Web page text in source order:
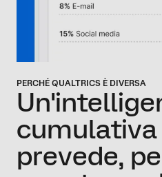
PERCHÉ QUALTRICS È DIVERSA
cumulativa
prevede,